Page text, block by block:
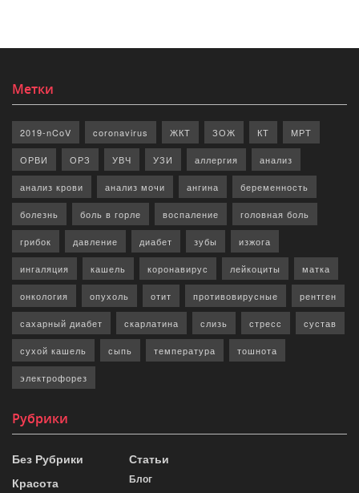
Метки
2019-nCoV coronavirus ЖКТ ЗОЖ КТ МРТ
ОРВИ ОРЗ УВЧ УЗИ аллергия анализ
анализ крови анализ мочи ангина беременность
болезнь боль в горле воспаление головная боль
грибок давление диабет зубы изжога
ингаляция кашель коронавирус лейкоциты матка
онкология опухоль отит противовирусные рентген
сахарный диабет скарлатина слизь стресс сустав
сухой кашель сыпь температура тошнота
электрофорез
Рубрики
Без Рубрики
Красота
Статьи
Блог